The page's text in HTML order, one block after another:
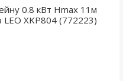
0.8 кВт Hmax 11м
LEO XKP804 (772223)